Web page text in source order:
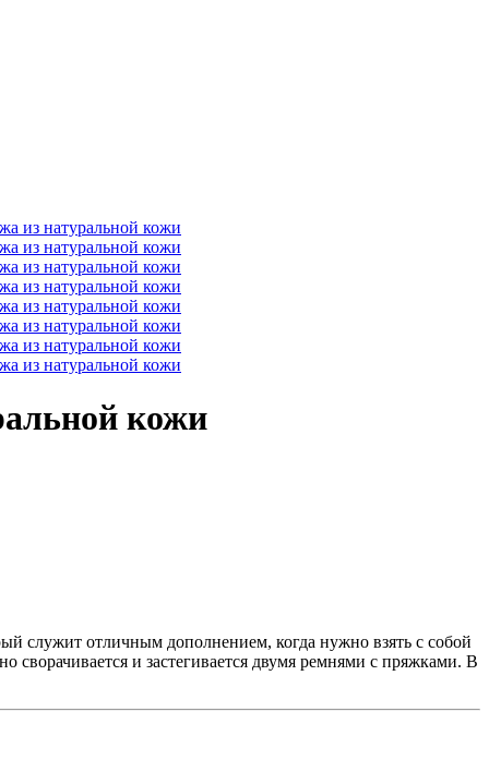
кожи
служит отличным дополнением, когда нужно взять с собой
и застегивается двумя ремнями с пряжками. В